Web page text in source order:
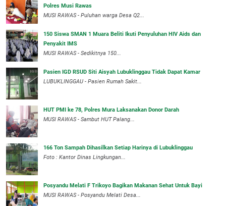
Polres Musi Rawas
MUSI RAWAS - Puluhan warga Desa Q2...
150 Siswa SMAN 1 Muara Beliti Ikuti Penyuluhan HIV Aids dan
Penyakit IMS
MUSI RAWAS - Sedikitnya 150...
Pasien IGD RSUD Siti Aisyah Lubuklinggau Tidak Dapat Kamar
LUBUKLINGGAU - Pasien Rumah Sakit...
HUT PMI ke 78, Polres Mura Laksanakan Donor Darah
MUSI RAWAS - Sambut HUT Palang...
166 Ton Sampah Dihasilkan Setiap Harinya di Lubuklinggau
Foto : Kantor Dinas Lingkungan...
Posyandu Melati F Trikoyo Bagikan Makanan Sehat Untuk Bayi
MUSI RAWAS - Posyandu Melati Desa...